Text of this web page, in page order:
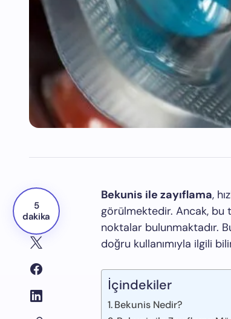
5
dakika
Bekunis ile zayıflama,
görülmektedir. Ancak, bu
noktalar bulunmaktadır.
doğru kullanımıyla ilgili
İçindekiler
Bekunis Nedir?